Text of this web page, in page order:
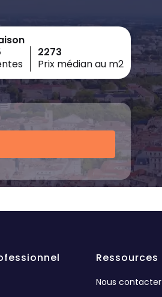
2273
Prix médian au m2
Ressources
Nous contacter